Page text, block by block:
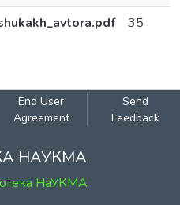
35
End User
Agreement
Send
Feedback
НАУКМА
НаУКМА